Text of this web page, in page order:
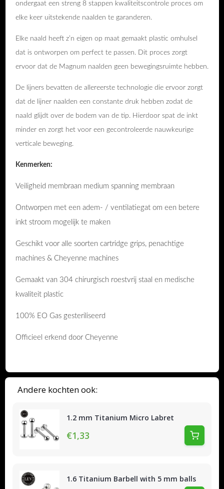
Andere kochten ook:
1.2 mm Titanium Micro Labret
€1,33
1.6 Titanium Barbell with 5 mm balls
ondergaat een streng 8 stappen kwaliteitscontrole proces om
elke keer uitstekende naalden te garanderen.
Elke naald heeft z’n eigen op maat gemaakt plastic omhulsel
dat is ontworpen om perfect te passen. Dit proces zorgt
ervoor dat de Magnum naalden geen bewegingsruimte hebben.
De lijners bevatten de allereerste technologie die ervoor zorgt
dat de lijner naalden een constante druk hebben zodat de
naald glijdt over de bodem van de tip. Hierdoor spat de inkt
minder en zorgt het voor een gecontroleerde nauwkeurige
verticale beweging.
Kenmerken:
Veiligheid membraan medium spanning membraan
Ontworpen met een adem- / ventilatiegat om een betere
inkt stroom mogelijk te maken
Geschikt voor alle soorten cartridge grips, penachtige
machines & Cheyenne machines
Gemaakt van 304 chirurgisch roestvrij staal en medische
kwaliteit plastic
100% EO Gas gesteriliseerd
Officieel erkend door Cheyenne